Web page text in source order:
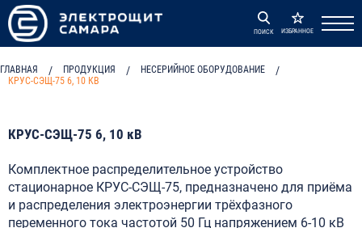
ПОИСК ИЗБРАННОЕ
ГЛАВНАЯ / ПРОДУКЦИЯ / НЕСЕРИЙНОЕ ОБОРУДОВАНИЕ /
КРУС-СЭЩ-75 6, 10 КВ
КРУС-СЭЩ-75 6, 10 кВ
Комплектное распределительное устройство
стационарное КРУС-СЭЩ-75, предназначено для приёма
и распределения электроэнергии трёхфазного
переменного тока частотой 50 Гц напряжением 6-10 кВ